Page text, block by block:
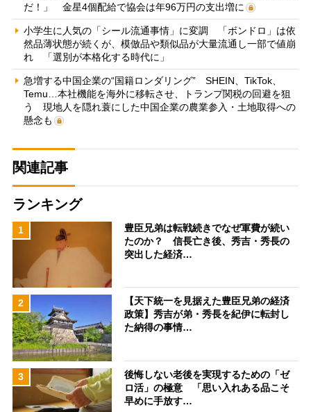
だ！」 金星4個配給で協会は年96万円の支出増に
小学生に人気の「シール流通事情」に変調 「ボンドロ」は依
然品薄状態が続くが、模倣品や類似品が大量流通し一部で値崩
れ 「選別が本格化する時代に」
急増する中国企業の“国籍ロンダリング” SHEIN、TikTok、
Temu…本社機能を海外に移転させ、トランプ関税の回避を狙
う 現地人を隠れ蓑にした中国企業の農業参入・土地取得への
懸念も
関連記事
ランキング
1
豊臣兄弟は転戦続きでなぜ軍費が続い
たのか？ 信長亡き後、秀吉・秀長の
突出した経済…
2
【天下統一を見据えた豊臣兄弟の経済
政策】秀吉が弟・秀長を紀伊に転封し
た納得の事情…
3
後悔しない老後を実現するための「ゼ
ロ活」の極意 「思い入れある品こそ
早めに手放す…